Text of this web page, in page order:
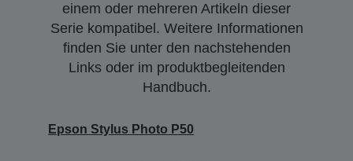
einem oder mehreren Artikeln dieser
Serie kompatibel. Weitere Informationen
finden Sie unter den nachstehenden
Links oder im produktbegleitenden
Handbuch.
Epson Stylus Photo P50